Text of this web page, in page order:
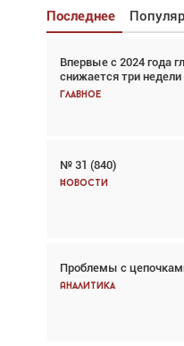
Последнее
Впервые с 2024 года
снижается три
Главное
№ 31 (840)
Новости
Проблемы с
Аналитика
Взгляд с высоты:
спасательных
Главное
Авиационный
говорит сама за
Впервые с 2024 года
снижается три недели